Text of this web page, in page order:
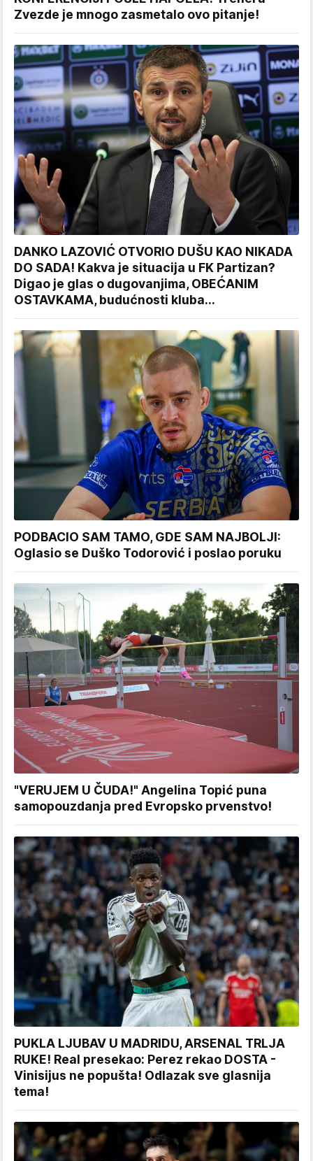
Zvezde je mnogo zasmetalo ovo pitanje!
DANKO LAZOVIĆ OTVORIO DUŠU KAO NIKADA
DO SADA! Kakva je situacija u FK Partizan?
Digao je glas o dugovanjima, OBEĆANIM
OSTAVKAMA, budućnosti kluba...
PODBACIO SAM TAMO, GDE SAM NAJBOLJI:
Oglasio se Duško Todorović i poslao poruku
"VERUJEM U ČUDA!" Angelina Topić puna
samopouzdanja pred Evropsko prvenstvo!
PUKLA LJUBAV U MADRIDU, ARSENAL TRLJA
RUKE! Real presekao: Perez rekao DOSTA -
Vinisijus ne popušta! Odlazak sve glasnija
tema!